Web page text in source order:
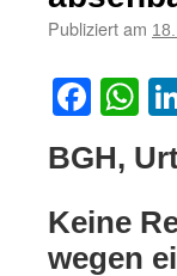
Publiziert am
BGH,
Keine
wegen